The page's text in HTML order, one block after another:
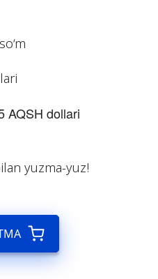
AQSH dollari
yuzma-yuz!